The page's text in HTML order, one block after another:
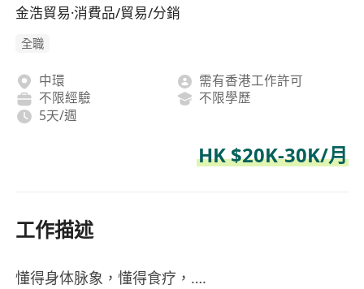
金浩貿易·消費品/貿易/分銷
全職
中環
需有香港工作許可
不限經驗
不限學歷
5天/週
HK $20K-30K/月
工作描述
懂得身体脉象，懂得食疗，….